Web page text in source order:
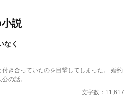
説
なく
付き合っていたのを目撃してしまった。 婚約
の話。
文字数：11,617